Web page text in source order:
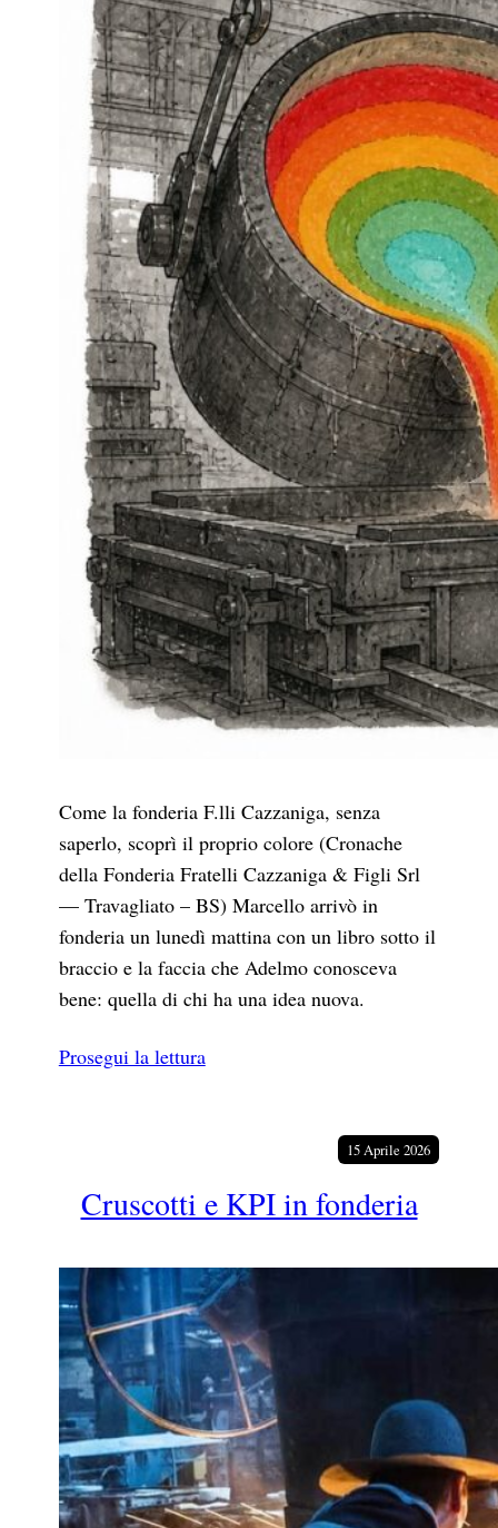
Come la fonderia F.lli Cazzaniga, senza
saperlo, scoprì il proprio colore (Cronache
della Fonderia Fratelli Cazzaniga & Figli Srl
— Travagliato – BS) Marcello arrivò in
fonderia un lunedì mattina con un libro sotto il
braccio e la faccia che Adelmo conosceva
bene: quella di chi ha una idea nuova.
Prosegui la lettura
15 Aprile 2026
Cruscotti e KPI in fonderia